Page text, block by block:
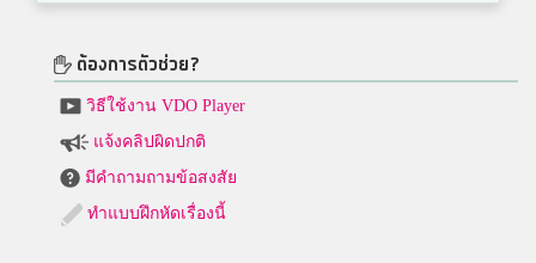
ต้องการตัวช่วย?
วิธีใช้งาน VDO Player
แจ้งคลิปผิดปกติ
มีคำถามถามข้อสงสัย
ทำแบบฝึกหัดเรื่องนี้